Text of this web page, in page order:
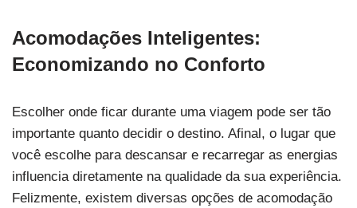
Acomodações Inteligentes:
Economizando no Conforto
Escolher onde ficar durante uma viagem pode ser tão
importante quanto decidir o destino. Afinal, o lugar que
você escolhe para descansar e recarregar as energias
influencia diretamente na qualidade da sua experiência.
Felizmente, existem diversas opções de acomodação